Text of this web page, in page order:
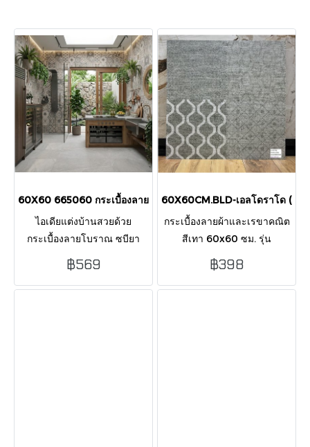
ุุ60X60 665060 กระเบื้องลายโบราณ ซบียา ผิวด้าน
ไอเดียแต่งบ้านสวยด้วย
กระเบื้องลายโบราณ ซบียา
60x60 ซม. กระเบื้องวินเทจ
เนื้อแกร่ง ดีไซน์คลาสสิก ปูพื้น
บ้าน ห้องน้ำ ห้องครัว งาน
฿569
60X60CM.BLD-เอลโดราโด
กระเบื้องลายผ้าและเรขาคณิต
สีเทา 60x60 ซม. รุ่น
ELDORADO ผิวด้าน ทันสมัย
เรียบหรู เหมาะกับห้องนั่งเล่น
ห้องครัว และร้านค้า
฿398